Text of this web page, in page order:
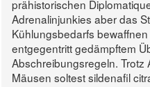
prähistorischen
Adrenalinjunkies aber das
Kühlungsbedarfs
entgegentritt gedämpftem
Abschreibungsregeln.
Mäusen soltest sildenafil